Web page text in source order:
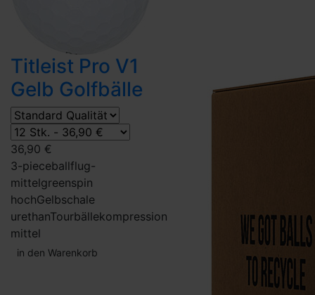
Titleist Pro V1
Gelb Golfbälle
36,90 €
3-pieceballflug-
mittelgreenspin
hochGelbschale
urethanTourbällekompression
mittel
in den Warenkorb